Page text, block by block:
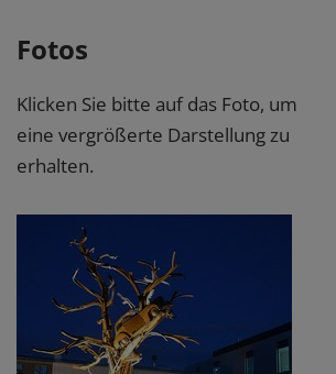
Fotos
Klicken Sie bitte auf das Foto, um
eine vergrößerte Darstellung zu
erhalten.